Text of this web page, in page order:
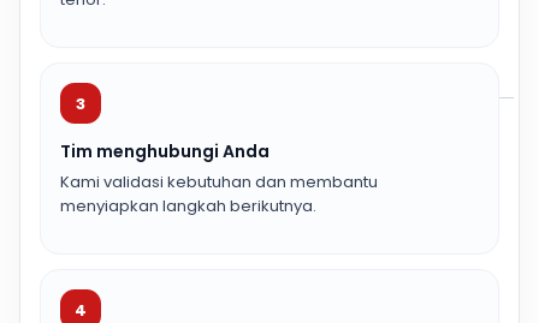
3
Tim menghubungi Anda
Kami validasi kebutuhan dan membantu
menyiapkan langkah berikutnya.
4